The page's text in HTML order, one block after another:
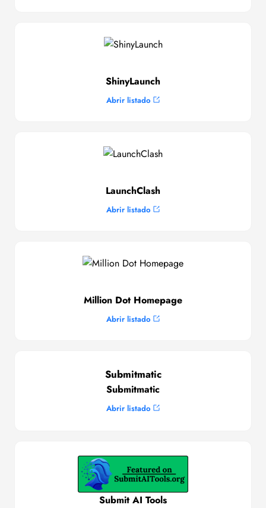
ShinyLaunch
Abrir listado
LaunchClash
Abrir listado
Million Dot Homepage
Abrir listado
Submitmatic
Submitmatic
Abrir listado
Submit AI Tools